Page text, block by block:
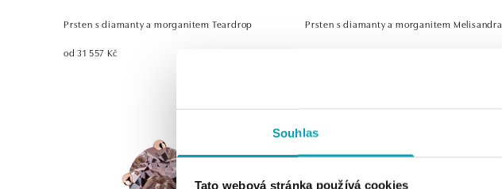
Souhlas
Tato webová stránka používá cookies
Prsten s diamanty a morganitem Teardrop
od 31 557 Kč
Prsten s diamanty a morganitem Melisandra